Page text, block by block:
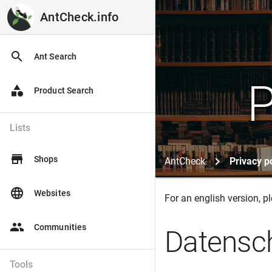
AntCheck.info
AntCheck.info
search Ant Search
category Product Search
Lists
store Shops
language Websites
people Communities
Tools
AntCheck Privacy
For an english version,